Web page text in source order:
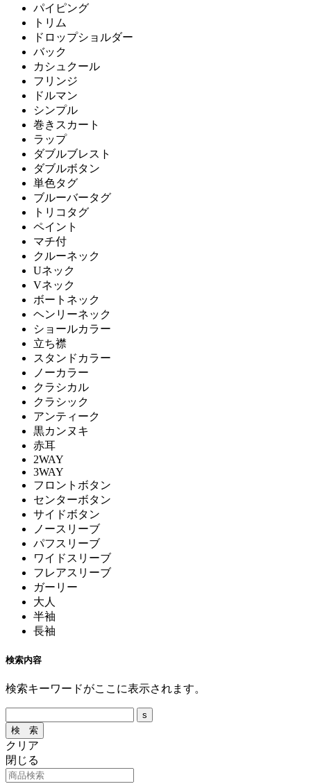
パイピング
トリム
ドロップショルダー
バック
カシュクール
フリンジ
ドルマン
シンプル
巻きスカート
ラップ
ダブルブレスト
ダブルボタン
単色タグ
ブルーバータグ
トリコタグ
ペイント
マチ付
クルーネック
Uネック
Vネック
ボートネック
ヘンリーネック
ショールカラー
立ち襟
スタンドカラー
ノーカラー
クラシカル
クラシック
アンティーク
黒カンヌキ
赤耳
2WAY
3WAY
フロントボタン
センターボタン
サイドボタン
ノースリーブ
パフスリーブ
ワイドスリーブ
フレアスリーブ
ガーリー
大人
半袖
長袖
検索内容
検索キーワードがここに表示されます。
クリア
閉じる